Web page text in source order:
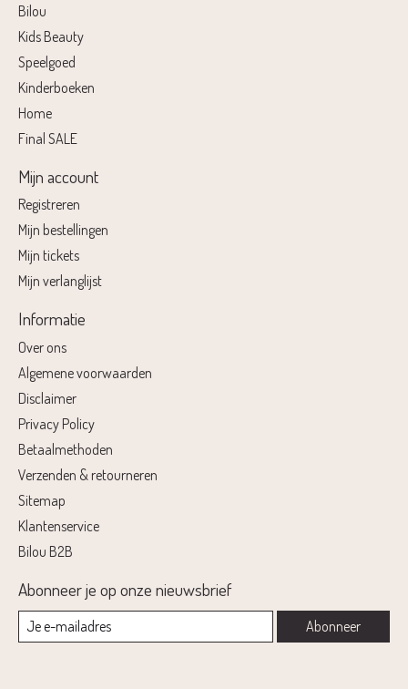
Bilou
Kids Beauty
Speelgoed
Kinderboeken
Home
Final SALE
Mijn account
Registreren
Mijn bestellingen
Mijn tickets
Mijn verlanglijst
Informatie
Over ons
Algemene voorwaarden
Disclaimer
Privacy Policy
Betaalmethoden
Verzenden & retourneren
Sitemap
Klantenservice
Bilou B2B
Abonneer je op onze nieuwsbrief
Abonneer